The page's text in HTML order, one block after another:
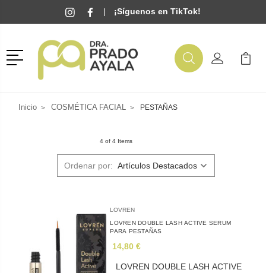
| ¡Síguenos en TikTok!
Menú
BuscarMi Cuenta
Mi
Inicio COSMÉTICA FACIAL PESTAÑAS
4 of 4 Items
Ordenar por:
LOVREN
LOVREN DOUBLE LASH ACTIVE SERUM
PARA PESTAÑAS
14,80 €
LOVREN DOUBLE LASH ACTIVE